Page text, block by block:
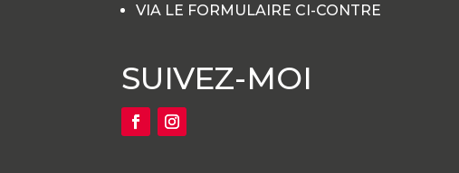
VIA LE FORMULAIRE CI-CONTRE
SUIVEZ-MOI